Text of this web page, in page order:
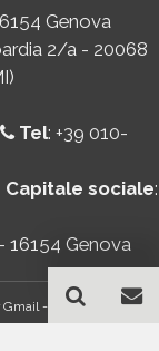
Genova
2/a - 20068
Tel: +39 010-
Capitale sociale:
16154 Genova
Gmail - AddOn Policy|